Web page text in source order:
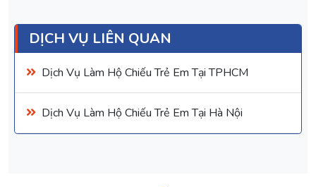
DỊCH VỤ LIÊN QUAN
Dịch Vụ Làm Hộ Chiếu Trẻ Em Tại TPHCM
Dịch Vụ Làm Hộ Chiếu Trẻ Em Tại Hà Nội